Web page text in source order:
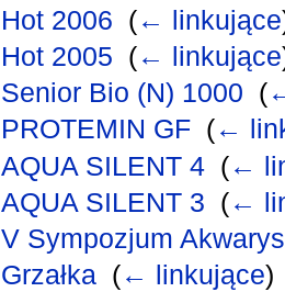
Hot 2006 (← linkujące
Hot 2005 (← linkujące
Senior Bio (N) 1000 (
PROTEMIN GF‎ (←
AQUA SILENT 4‎ (←
AQUA SILENT 3 (←
V Sympozjum
Grzałka‎ (← linkujące)